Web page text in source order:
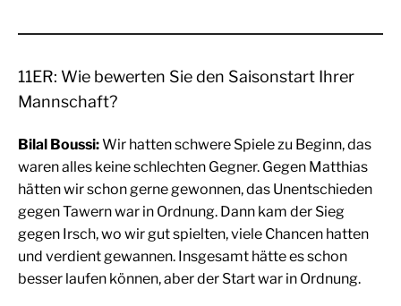
11ER: Wie bewerten Sie den Saisonstart Ihrer
Mannschaft?
Bilal Boussi:Wir hatten schwere Spiele zu Beginn, das
waren alles keine schlechten Gegner. Gegen Matthias
hätten wir schon gerne gewonnen, das Unentschieden
gegen Tawern war in Ordnung. Dann kam der Sieg
gegen Irsch, wo wir gut spielten, viele Chancen hatten
und verdient gewannen. Insgesamt hätte es schon
besser laufen können, aber der Start war in Ordnung.